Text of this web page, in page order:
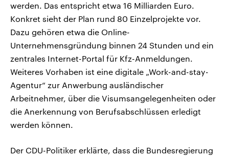
werden. Das entspricht etwa 16 Milliarden Euro.
Konkret sieht der Plan rund 80 Einzelprojekte vor.
Dazu gehören etwa die Online-
Unternehmensgründung binnen 24 Stunden und ein
zentrales Internet-Portal für Kfz-Anmeldungen.
Weiteres Vorhaben ist eine digitale „Work-and-stay-
Agentur“ zur Anwerbung ausländischer
Arbeitnehmer, über die Visumsangelegenheiten oder
die Anerkennung von Berufsabschlüssen erledigt
werden können.
Der CDU-Politiker erklärte, dass die Bundesregierung